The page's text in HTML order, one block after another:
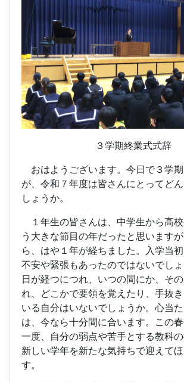
３学期終業式式辞
おはようございます。今日で３学
が、令和７年度は皆さんにとってど
しょうか。
１年生の皆さんは、中学生から高
う大きな節目の年だったと思います
ら、はや１年が経ちました。入学当
不安や緊張もあったのではないでしょ
日が経つにつれ、いつの間にか、そ
れ、どこかで要領を覚えたり、手抜
いる自分はいないでしょうか。心当
は、今なら十分間に合います。この
一度、自分の弱点や苦手とする教科の
新しい学年を新たな気持ちで迎えて
す。